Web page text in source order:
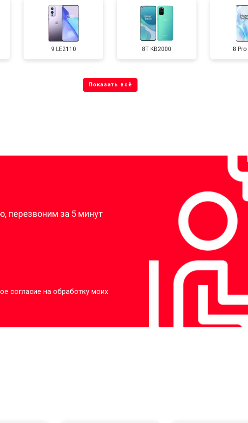
от 60 мин от 1400 ₽
9 LE2110 8T KB2000 8
перезвоним за 5 минут
согласие на обработку моих